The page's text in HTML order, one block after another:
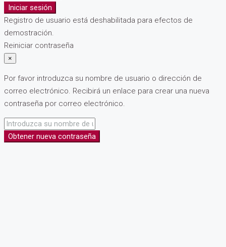
Iniciar sesión
Registro de usuario está deshabilitada para efectos de
demostración.
Reiniciar contraseña
×
Por favor introduzca su nombre de usuario o dirección de
correo electrónico. Recibirá un enlace para crear una nueva
contraseña por correo electrónico.
Obtener nueva contraseña